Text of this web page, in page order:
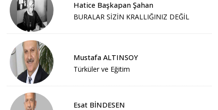
Hatice Başkapan Şahan
BURALAR SİZİN KRALLIĞINIZ DEĞİL
Mustafa ALTINSOY
Türküler ve Eğitim
Esat BİNDESEN